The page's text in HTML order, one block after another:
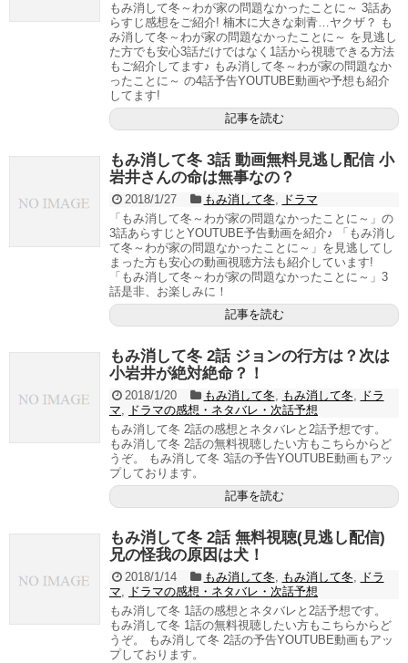
もみ消して冬～わが家の問題なかったことに～ 3話あ
らすじ感想をご紹介! 楠木に大きな刺青…ヤクザ？ も
み消して冬～わが家の問題なかったことに～ を見逃し
た方でも安心3話だけではなく1話から視聴できる方法
もご紹介してます♪ もみ消して冬～わが家の問題なか
ったことに～ の4話予告YOUTUBE動画や予想も紹介
してます!
記事を読む
もみ消して冬 3話 動画無料見逃し配信 小
岩井さんの命は無事なの？
2018/1/27 もみ消して冬, ドラマ
「もみ消して冬～わが家の問題なかったことに～」の
3話あらすじとYOUTUBE予告動画を紹介♪ 「もみ消し
て冬～わが家の問題なかったことに～」を見逃してし
まった方も安心の動画視聴方法も紹介しています!
「もみ消して冬～わが家の問題なかったことに～」3
話是非、お楽しみに！
記事を読む
もみ消して冬 2話 ジョンの行方は？次は
小岩井が絶対絶命？！
2018/1/20 もみ消して冬, もみ消して冬, ドラ
マ, ドラマの感想・ネタバレ・次話予想
もみ消して冬 2話の感想とネタバレと2話予想です。
もみ消して冬 2話の無料視聴したい方もこちらからど
うぞ。 もみ消して冬 3話の予告YOUTUBE動画もアッ
プしております。
記事を読む
もみ消して冬 2話 無料視聴(見逃し配信)
兄の怪我の原因は犬！
2018/1/14 もみ消して冬, もみ消して冬, ドラ
マ, ドラマの感想・ネタバレ・次話予想
もみ消して冬 1話の感想とネタバレと2話予想です。
もみ消して冬 1話の無料視聴したい方もこちらからど
うぞ。 もみ消して冬 2話の予告YOUTUBE動画もアッ
プしております。